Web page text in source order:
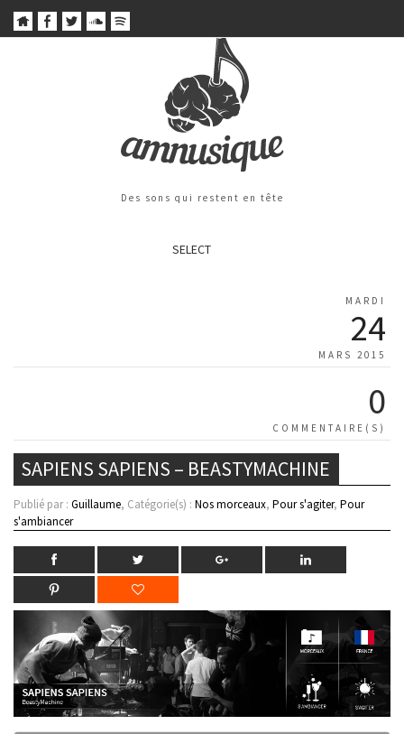
Des sons qui restent en tête
SELECT
MARDI
24
MARS 2015
0
COMMENTAIRE(S)
SAPIENS SAPIENS – BEASTYMACHINE
Publié par : Guillaume, Catégorie(s) : Nos morceaux, Pour s'agiter, Pour
s'ambiancer